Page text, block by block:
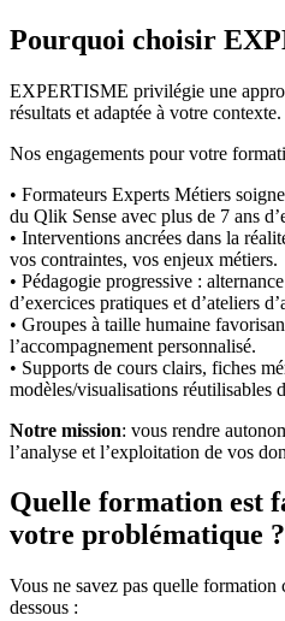
Pourquoi choisir
EXPERTISME privilégie une
résultats et adaptée à votre contexte.
Nos engagements pour votre
• Formateurs Experts Métiers
du Qlik Sense avec plus de 7 ans
• Interventions ancrées dans la
vos contraintes, vos enjeux métiers.
• Pédagogie progressive :
d’exercices pratiques et d’ateliers
• Groupes à taille humaine
l’accompagnement personnalisé.
• Supports de cours clairs, fiches
modèles/visualisations réutilisables
Notre mission: vous rendre
l’analyse et l’exploitation de vos
Quelle formation est
votre problématique ?
Vous ne savez pas quelle
dessous :